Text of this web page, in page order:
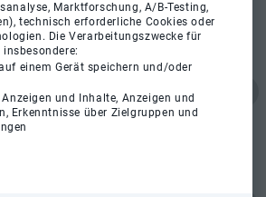
Marktforschung, A/B-Testing,
technisch erforderliche Cookies oder
Die Verarbeitungszwecke für
einem Gerät speichern und/oder
und Inhalte, Anzeigen und
Erkenntnisse über Zielgruppen und